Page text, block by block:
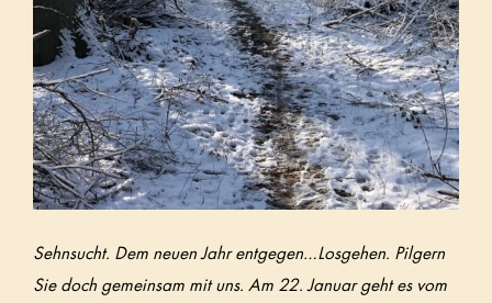
Sehnsucht. Dem neuen Jahr entgegen…Losgehen. Pilgern
Sie doch gemeinsam mit uns. Am 22. Januar geht es vom